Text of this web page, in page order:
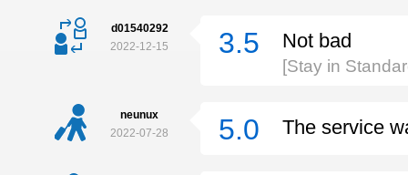
d01540292
2022-12-15
3.5 Not bad
[Stay in
neunux
2022-07-28
5.0 The service